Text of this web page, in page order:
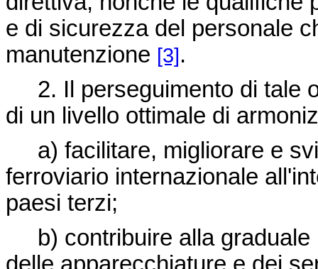
e di sicurezza del personale
manutenzione [3].
2. Il perseguimento di tale
di un livello ottimale di
a) facilitare, migliorare e
ferroviario internazionale
paesi terzi;
b) contribuire alla